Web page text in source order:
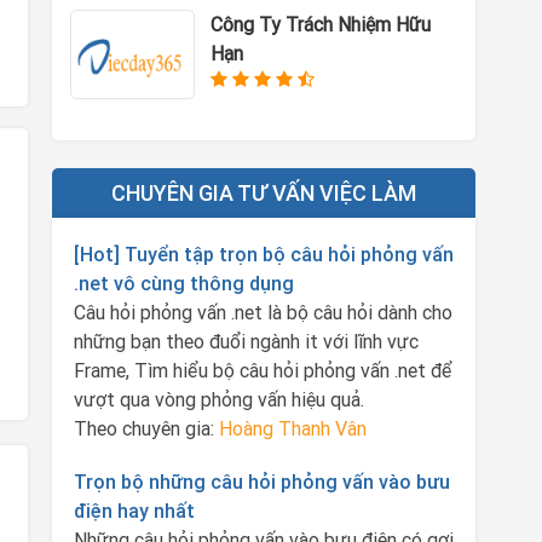
Công Ty Trách Nhiệm Hữu
Hạn
CHUYÊN GIA TƯ VẤN VIỆC LÀM
[Hot] Tuyển tập trọn bộ câu hỏi phỏng vấn
.net vô cùng thông dụng
Câu hỏi phỏng vấn .net là bộ câu hỏi dành cho
những bạn theo đuổi ngành it với lĩnh vực
Frame, Tìm hiểu bộ câu hỏi phỏng vấn .net để
vượt qua vòng phỏng vấn hiệu quả.
Theo chuyên gia: Hoàng Thanh Vân
Trọn bộ những câu hỏi phỏng vấn vào bưu
điện hay nhất